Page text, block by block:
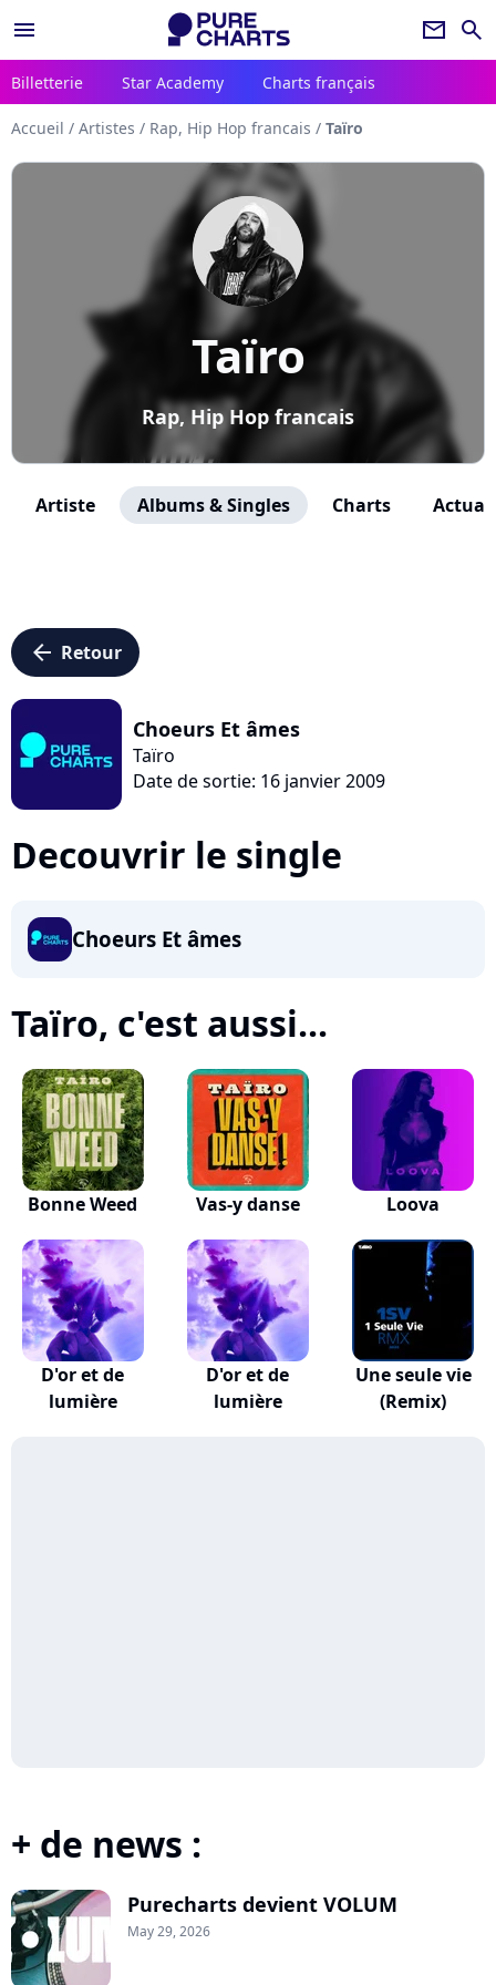
menu newsletter search
Billetterie Star Academy Charts français
Accueil / Artistes / Rap, Hip Hop francais / Taïro
Taïro
Rap, Hip Hop francais
Artiste Albums & Singles Charts
arrow_left Retour
Choeurs Et âmes
Taïro
Date de sortie: 16 janvier 2009
Decouvrir le single
Choeurs Et âmes
Taïro, c'est aussi...
Bonne Weed Vas-y danse Loova
D'or et de
lumière
D'or et de
lumière
Une seule vie
(Remix)
+ de news :
Purecharts devient VOLUM
May 29, 2026